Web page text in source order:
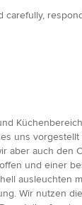
uns
aber auch den
und einer
ausleuchten
Wir nutzen